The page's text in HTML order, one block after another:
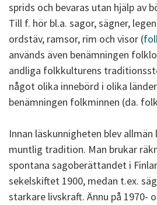
sprids och bevaras utan hjälp av
Till f. hör bl.a. sagor, sägner,
ordstäv, ramsor, rim och visor (
används även benämningen
andliga folkkulturens
något olika innebörd i olika
benämningen folkminnen (da.
Innan läskunnigheten blev
muntlig tradition. Man brukar
spontana sagoberättandet i
sekelskiftet 1900, medan t.ex.
starkare livskraft. Ännu på 1970-